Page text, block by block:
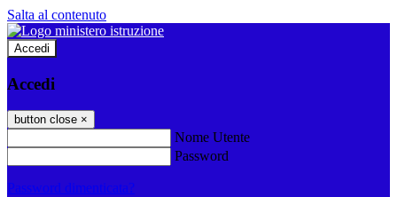
Salta al contenuto
Accedi
Accedi
button close ×
Nome Utente
Password
Password dimenticata?